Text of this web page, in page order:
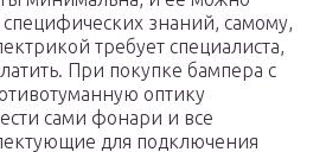
знаний, самому,
требует специалиста,
При покупке бампера с
оптику
сами фонари и все
для подключения